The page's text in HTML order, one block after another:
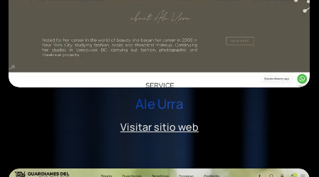
Ale Urra
Visitar sitio web